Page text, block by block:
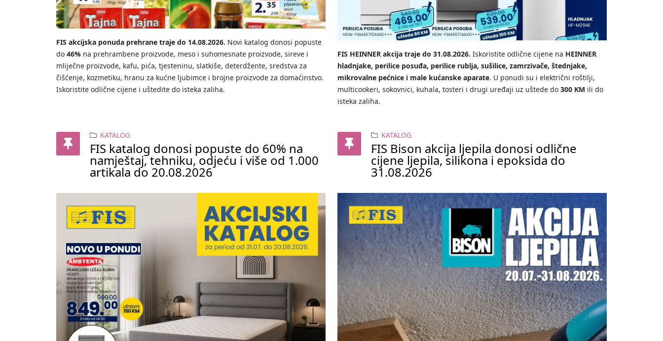
FIS akcijska ponuda prehrane traje do 14.08.2026. Novi katalog donosi popuste
do 46% na prehrambene proizvode, meso i suhomesnate proizvode, sireve i
mliječne proizvode, kafu, pića, tjesteninu, slatkiše, deterdžente, sredstva za
čišćenje, kozmetiku, hranu za kućne ljubimce i brojne proizvode za domaćinstvo.
Iskoristite odlične cijene i uštedite do isteka zaliha.
FIS HEINNER akcija traje do 31.08.2026. Iskoristite odlične cijene na HEINNER
hladnjake, perilice posuđa, perilice rublja, sušilice, zamrzivače, štednjake,
mikrovalne pećnice i male kućanske aparate. U ponudi su i električni roštilji,
multicookeri, sokovnici, kuhala, tosteri i drugi uređaji uz uštede do 300 KM ili do
isteka zaliha.
KATALOG
FIS katalog donosi popuste do 60% na
namještaj, tehniku, odjeću i više od 1.000
artikala do 20.08.2026
KATALOG
FIS Bison akcija ljepila donosi odlične
cijene ljepila, silikona i epoksida do
31.08.2026